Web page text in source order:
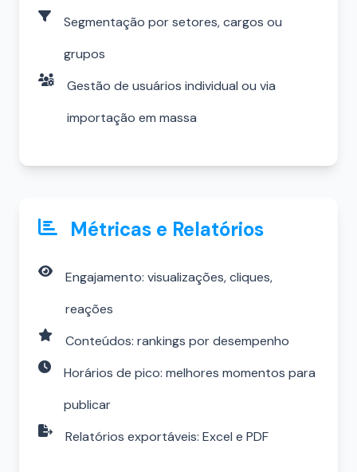
Segmentação por setores, cargos ou
grupos
Gestão de usuários individual ou via
importação em massa
Métricas e Relatórios
Engajamento: visualizações, cliques,
reações
Conteúdos: rankings por desempenho
Horários de pico: melhores momentos para
publicar
Relatórios exportáveis: Excel e PDF